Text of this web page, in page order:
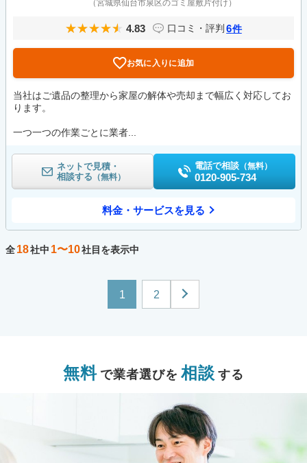
（宮城県仙台市泉区のゴミ屋敷片付け）
4.83 口コミ・評判 6件
お気に入りに追加
当社はご遺品の整理から家屋の解体や売却まで幅広く対応してお
ります。
一つ一つの作業ごとに業者...
ネットで見積・
相談する （無料）
電話で相談 （無料）
0120-905-734
料金・サービスを見る
全18社中 1〜10社目を表示中
1 2
無料 で業者選びを 相談 する